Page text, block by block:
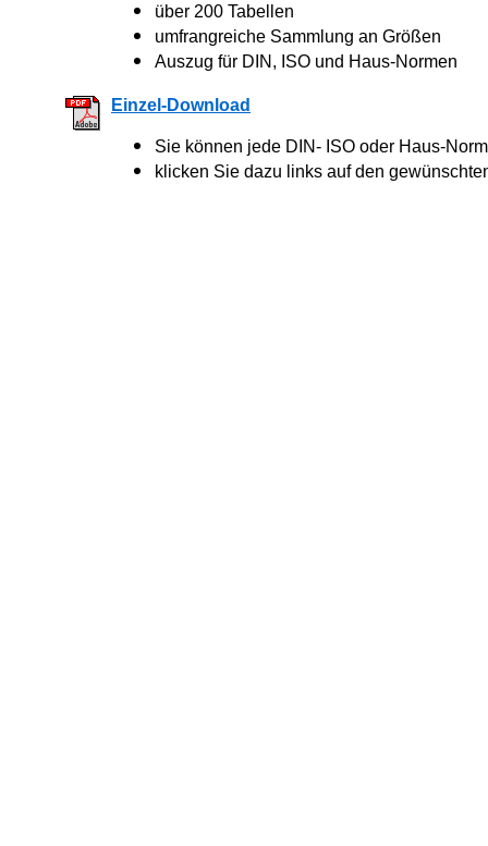
über 200 Tabellen
umfrangreiche Sammlung an Größen
Auszug für DIN, ISO und Haus-Normen
Einzel-Download
Sie können jede DIN- ISO oder Haus-
klicken Sie dazu links auf den